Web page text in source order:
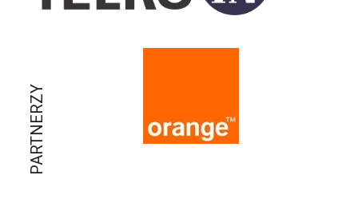
PARTNERZY